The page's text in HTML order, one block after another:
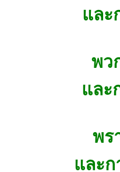
และ
พว
และ
พร
และก